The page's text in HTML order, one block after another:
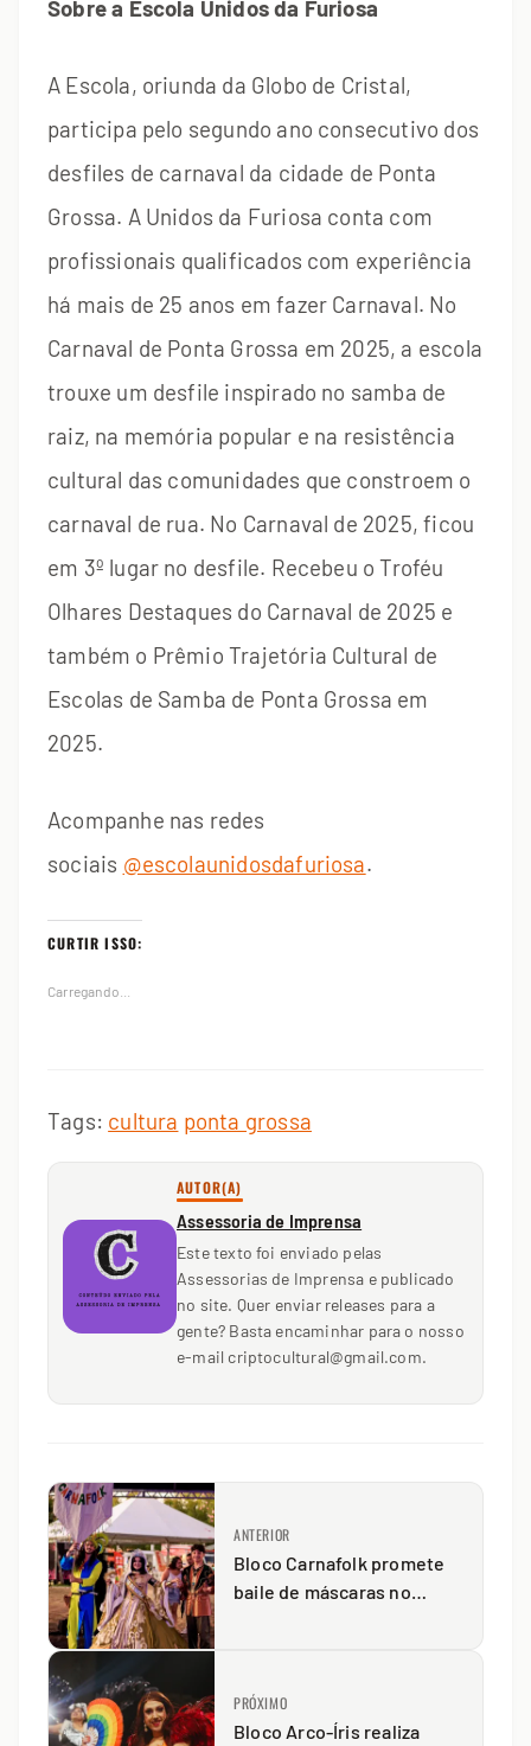
Sobre a Escola Unidos da Furiosa
A Escola, oriunda da Globo de Cristal,
participa pelo segundo ano consecutivo dos
desfiles de carnaval da cidade de Ponta
Grossa. A Unidos da Furiosa conta com
profissionais qualificados com experiência
há mais de 25 anos em fazer Carnaval. No
Carnaval de Ponta Grossa em 2025, a escola
trouxe um desfile inspirado no samba de
raiz, na memória popular e na resistência
cultural das comunidades que constroem o
carnaval de rua. No Carnaval de 2025, ficou
em 3º lugar no desfile. Recebeu o Troféu
Olhares Destaques do Carnaval de 2025 e
também o Prêmio Trajetória Cultural de
Escolas de Samba de Ponta Grossa em
2025.
Acompanhe nas redes
sociais @escolaunidosdafuriosa.
CURTIR ISSO:
Carregando...
Tags: cultura ponta grossa
AUTOR(A)
Assessoria de Imprensa
Este texto foi enviado pelas
Assessorias de Imprensa e publicado
no site. Quer enviar releases para a
gente? Basta encaminhar para o nosso
e-mail criptocultural@gmail.com.
ANTERIOR
Bloco Carnafolk promete
baile de máscaras no
PRÓXIMO
Bloco Arco-Íris realiza